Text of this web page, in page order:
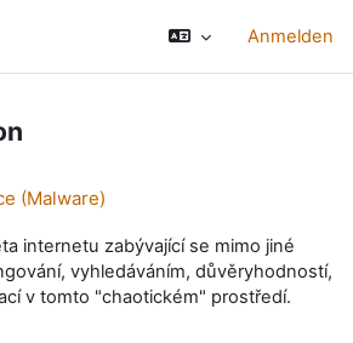
Anmelden
(Malware)
internetu zabývající se mimo jiné
vyhledáváním, důvěryhodností,
v tomto "chaotickém" prostředí.